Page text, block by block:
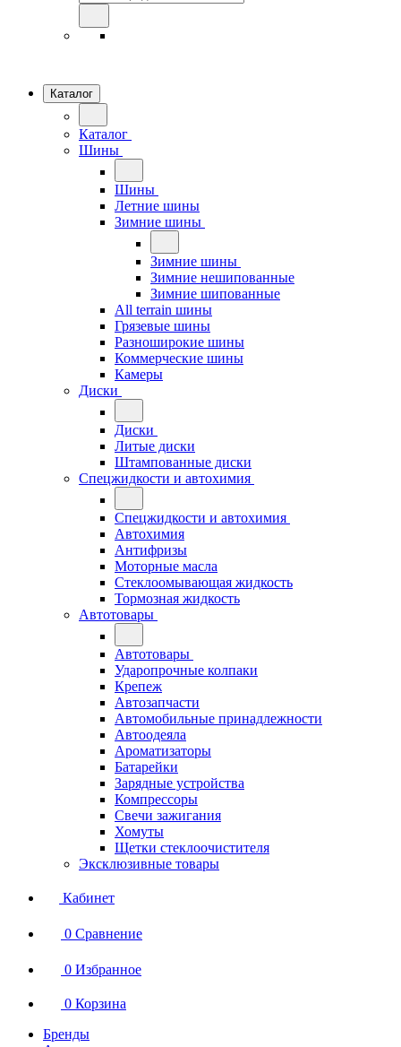
Каталог
Каталог
Шины
Шины
Летние шины
Зимние шины
Зимние шины
Зимние нешипованные
Зимние шипованные
All terrain шины
Грязевые шины
Разноширокие шины
Коммерческие шины
Камеры
Диски
Диски
Литые диски
Штампованные диски
Спецжидкости и автохимия
Спецжидкости и автохимия
Автохимия
Антифризы
Моторные масла
Стеклоомывающая жидкость
Тормозная жидкость
Автотовары
Автотовары
Ударопрочные колпаки
Крепеж
Автозапчасти
Автомобильные принадлежности
Автоодеяла
Ароматизаторы
Батарейки
Зарядные устройства
Компрессоры
Свечи зажигания
Хомуты
Щетки стеклоочистителя
Эксклюзивные товары
Кабинет
0 Сравнение
0 Избранное
0 Корзина
Бренды